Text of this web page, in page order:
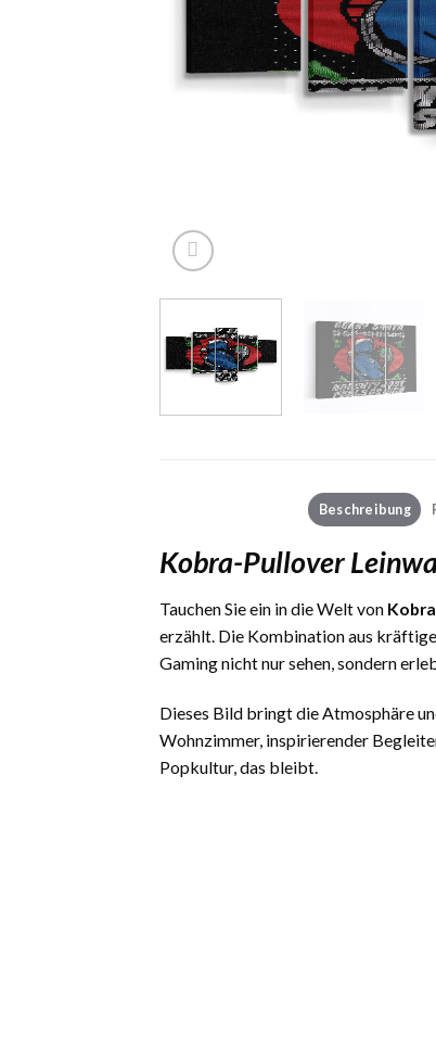
Beschreibung
Kobra-Pullover
Tauchen Sie ein in die Welt von
erzählt. Die Kombination aus
Gaming nicht nur sehen, sondern
Dieses Bild bringt die Atmosphäre
Wohnzimmer, inspirierender
Popkultur, das bleibt.